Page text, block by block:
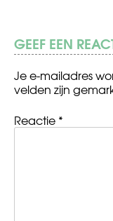
GEEF EEN
Je e-mailadres
velden zijn
Reactie *